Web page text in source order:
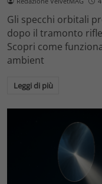
Gli specchi orbitali
dopo il tramonto
Scopri come
ambient
Leggi di più